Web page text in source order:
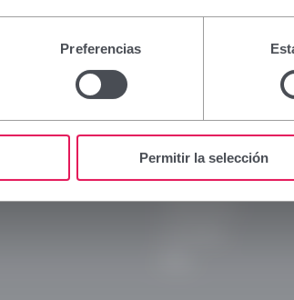
Preferencias
Permitir la selección
soy profesional sanitario con
en España.
Rechazar y volver atrás
Empresa
Marcas
Innovación
Compromiso